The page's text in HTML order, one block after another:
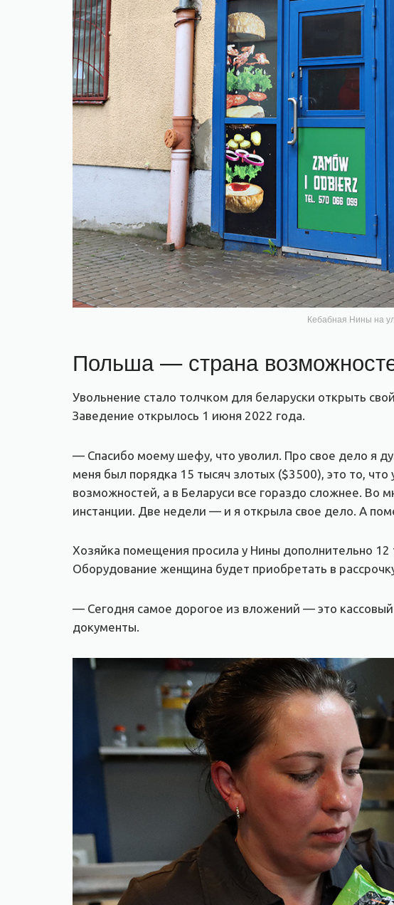
Кебабная Нины на
Польша — страна
Увольнение стало толчком для беларуски открыть
Заведение открылось 1 июня 2022 года.
— Спасибо моему шефу, что уволил. Про свое дело я
меня был порядка 15 тысяч злотых ($3500), это то,
возможностей, а в Беларуси все гораздо сложнее. Во
инстанции. Две недели — и я открыла свое дело. А
Хозяйка помещения просила у Нины дополнительно
Оборудование женщина будет приобретать в
— Сегодня самое дорогое из вложений — это
документы.